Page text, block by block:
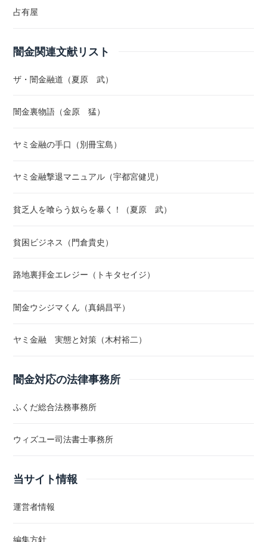
占有屋
闇金関連文献リスト
ザ・闇金融道（夏原 武）
闇金裏物語（金原 猛）
ヤミ金融の手口（別冊宝島）
ヤミ金融撃退マニュアル（宇都宮健児）
貧乏人を喰らう奴らを暴く！（夏原 武）
貧困ビジネス（門倉貴史）
路地裏拝金エレジー（トキタセイジ）
闇金ウシジマくん（真鍋昌平）
ヤミ金融 実態と対策（木村裕二）
闇金対応の法律事務所
ふくだ総合法務事務所
ウィズユー司法書士事務所
当サイト情報
運営者情報
編集方針